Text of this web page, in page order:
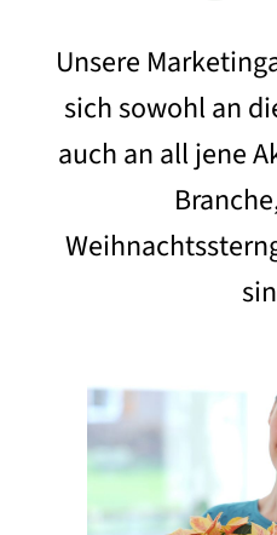
Unsere
sich sowohl an
auch an all jene